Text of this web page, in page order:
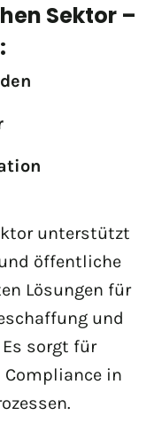
Sektor –
unterstützt
öffentliche
Lösungen für
und
sorgt für
Compliance in